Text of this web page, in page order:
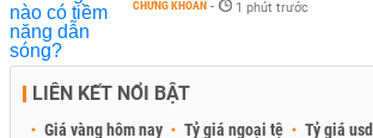
CHỨNG KHOÁN - 1 phút trước
LIÊN KẾT NỔI BẬT
Giá vàng hôm nay Tỷ giá ngoại tệ Tỷ giá usd